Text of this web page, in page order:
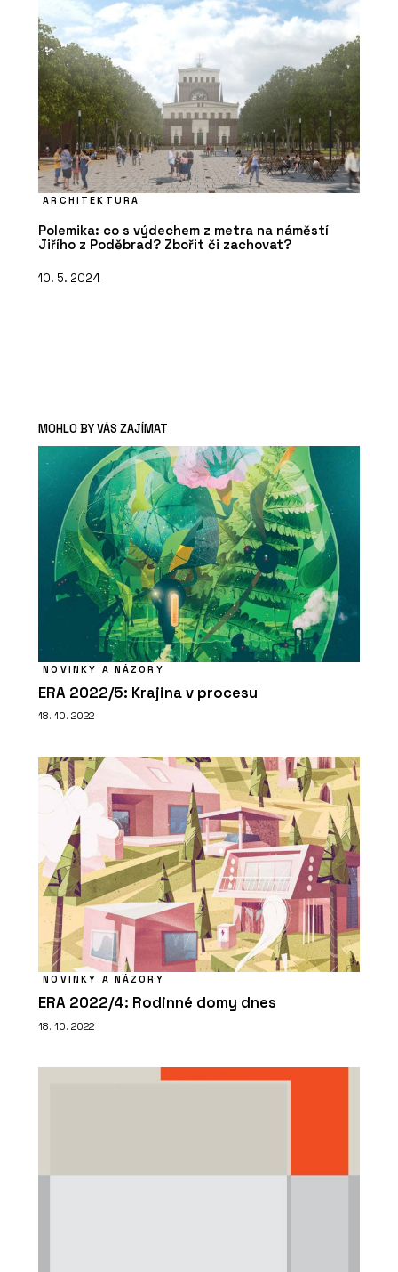
ARCHITEKTURA
Polemika: co s výdechem z metra na náměstí
Jiřího z Poděbrad? Zbořit či zachovat?
10. 5. 2024
MOHLO BY VÁS ZAJÍMAT
NOVINKY A NÁZORY
ERA 2022/5: Krajina v procesu
18. 10. 2022
NOVINKY A NÁZORY
ERA 2022/4: Rodinné domy dnes
18. 10. 2022